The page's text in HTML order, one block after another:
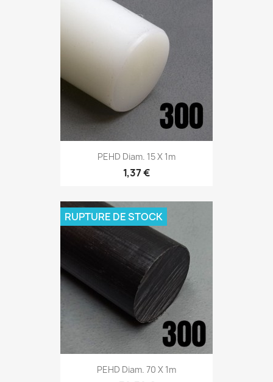
PEHD Diam. 15 X 1m
1,37 €
PEHD Diam. 70 X 1m
RUPTURE DE STOCK